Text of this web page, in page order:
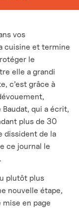
vos
cuisine et termine
le
elle a grandi
c’est grâce à
Baudat, qui a écrit,
plus de 30
dissident de la
ce journal le
plutôt plus
nouvelle étape,
mise en page